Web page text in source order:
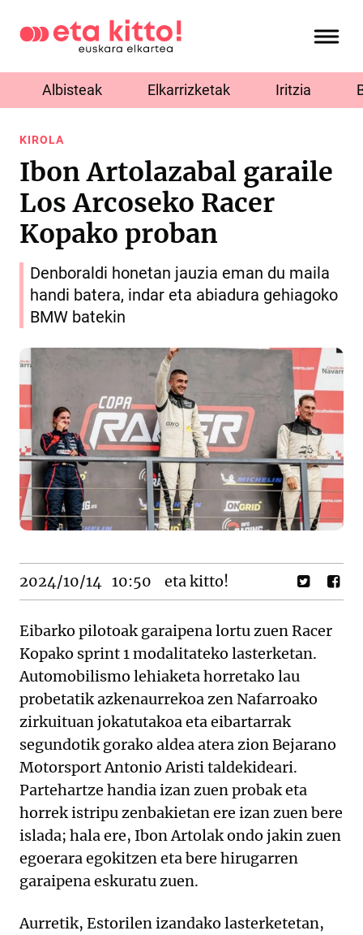
Albisteak Elkarrizketak Iritzia
KIROLA
Ibon Artolazabal garaile
Los Arcoseko Racer
Kopako proban
Denboraldi honetan jauzia eman du maila
handi batera, indar eta abiadura gehiagoko
BMW batekin
2024/10/14 10:50 eta kitto!
Eibarko pilotoak garaipena lortu zuen Racer
Kopako sprint 1 modalitateko lasterketan.
Automobilismo lehiaketa horretako lau
probetatik azkenaurrekoa zen Nafarroako
zirkuituan jokatutakoa eta eibartarrak
segundotik gorako aldea atera zion Bejarano
Motorsport Antonio Aristi taldekideari.
Partehartze handia izan zuen probak eta
horrek istripu zenbakietan ere izan zuen bere
islada; hala ere, Ibon Artolak ondo jakin zuen
egoerara egokitzen eta bere hirugarren
garaipena eskuratu zuen.
Aurretik, Estorilen izandako lasterketetan,